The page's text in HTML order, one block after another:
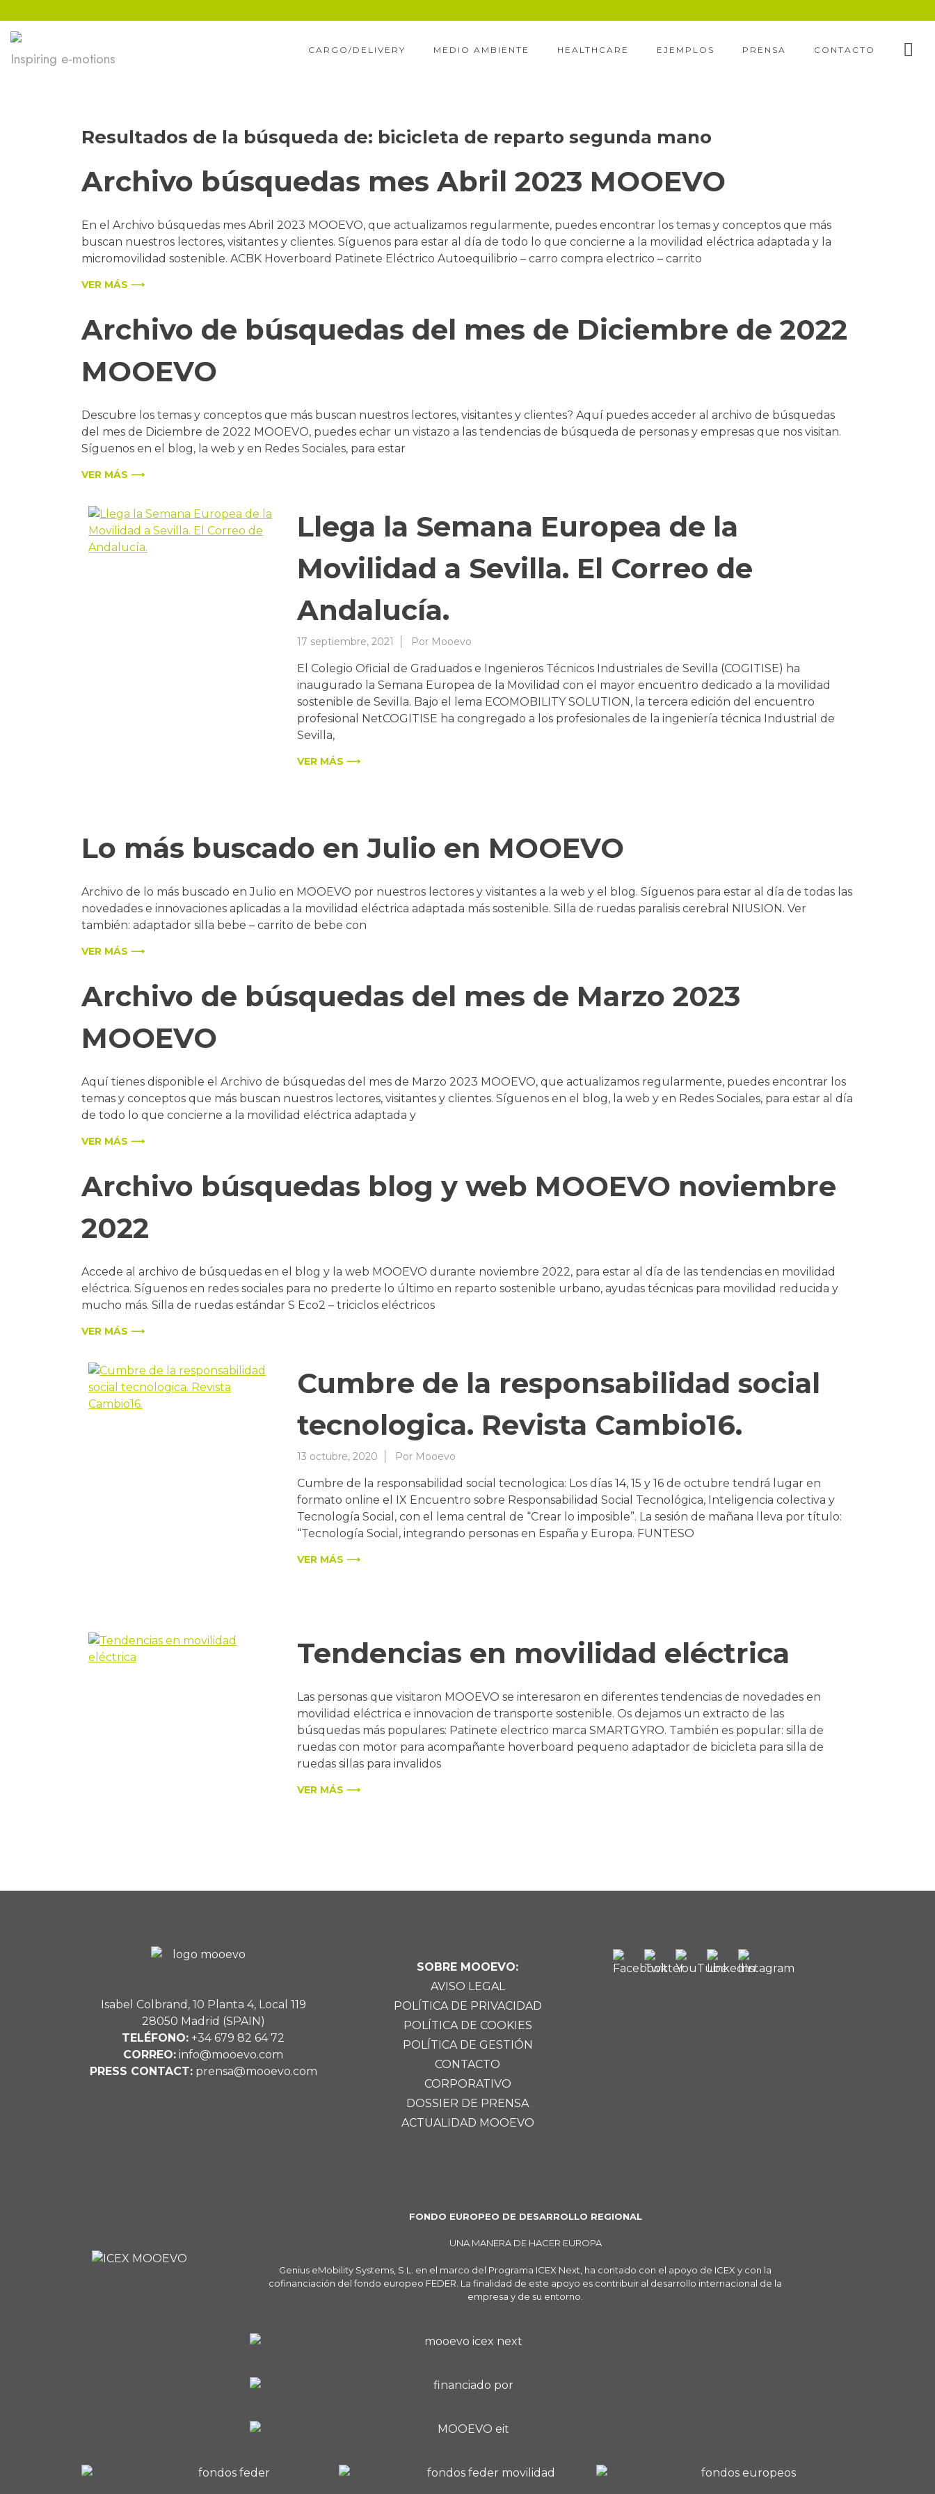
al
contenido
Inspiring e-motions CARGO/DELIVERY MEDIO AMBIENTE HEALTHCARE EJEMPLOS PRENSA CONTACTO
Resultados de la búsqueda de: bicicleta de reparto segunda mano
Archivo búsquedas mes Abril 2023 MOOEVO
En el Archivo búsquedas mes Abril 2023 MOOEVO, que actualizamos regularmente, puedes encontrar los temas y conceptos que más
buscan nuestros lectores, visitantes y clientes. Síguenos para estar al día de todo lo que concierne a la movilidad eléctrica adaptada y la
micromovilidad sostenible. ACBK Hoverboard Patinete Eléctrico Autoequilibrio – carro compra electrico – carrito
VER MÁS ⟶
Archivo de búsquedas del mes de Diciembre de 2022
MOOEVO
Descubre los temas y conceptos que más buscan nuestros lectores, visitantes y clientes? Aquí puedes acceder al archivo de búsquedas
del mes de Diciembre de 2022 MOOEVO, puedes echar un vistazo a las tendencias de búsqueda de personas y empresas que nos visitan.
Síguenos en el blog, la web y en Redes Sociales, para estar
VER MÁS ⟶
Llega la Semana Europea de la
Movilidad a Sevilla. El Correo de
Andalucía.
17 septiembre, 2021 Por Mooevo
El Colegio Oficial de Graduados e Ingenieros Técnicos Industriales de Sevilla (COGITISE) ha
inaugurado la Semana Europea de la Movilidad con el mayor encuentro dedicado a la movilidad
sostenible de Sevilla. Bajo el lema ECOMOBILITY SOLUTION, la tercera edición del encuentro
profesional NetCOGITISE ha congregado a los profesionales de la ingeniería técnica Industrial de
Sevilla,
VER MÁS ⟶
Lo más buscado en Julio en MOOEVO
Archivo de lo más buscado en Julio en MOOEVO por nuestros lectores y visitantes a la web y el blog. Síguenos para estar al día de todas las
novedades e innovaciones aplicadas a la movilidad eléctrica adaptada más sostenible. Silla de ruedas paralisis cerebral NIUSION. Ver
también: adaptador silla bebe – carrito de bebe con
VER MÁS ⟶
Archivo de búsquedas del mes de Marzo 2023
MOOEVO
Aquí tienes disponible el Archivo de búsquedas del mes de Marzo 2023 MOOEVO, que actualizamos regularmente, puedes encontrar los
temas y conceptos que más buscan nuestros lectores, visitantes y clientes. Síguenos en el blog, la web y en Redes Sociales, para estar al día
de todo lo que concierne a la movilidad eléctrica adaptada y
VER MÁS ⟶
Archivo búsquedas blog y web MOOEVO noviembre
2022
Accede al archivo de búsquedas en el blog y la web MOOEVO durante noviembre 2022, para estar al día de las tendencias en movilidad
eléctrica. Síguenos en redes sociales para no prederte lo último en reparto sostenible urbano, ayudas técnicas para movilidad reducida y
mucho más. Silla de ruedas estándar S Eco2 – triciclos eléctricos
VER MÁS ⟶
Cumbre de la responsabilidad social
tecnologica. Revista Cambio16.
13 octubre, 2020 Por Mooevo
Cumbre de la responsabilidad social tecnologica: Los días 14, 15 y 16 de octubre tendrá lugar en
formato online el IX Encuentro sobre Responsabilidad Social Tecnológica, Inteligencia colectiva y
Tecnología Social, con el lema central de “Crear lo imposible”. La sesión de mañana lleva por título:
“Tecnología Social, integrando personas en España y Europa. FUNTESO
VER MÁS ⟶
Tendencias en movilidad eléctrica
Las personas que visitaron MOOEVO se interesaron en diferentes tendencias de novedades en
movilidad eléctrica e innovacion de transporte sostenible. Os dejamos un extracto de las
búsquedas más populares: Patinete electrico marca SMARTGYRO. También es popular: silla de
ruedas con motor para acompañante hoverboard pequeno adaptador de bicicleta para silla de
ruedas sillas para invalidos
VER MÁS ⟶
Isabel Colbrand, 10 Planta 4, Local 119
28050 Madrid (SPAIN)
TELÉFONO: +34 679 82 64 72
CORREO: info@mooevo.com
PRESS CONTACT:prensa@mooevo.com
SOBRE MOOEVO:
AVISO LEGAL
POLÍTICA DE PRIVACIDAD
POLÍTICA DE COOKIES
POLÍTICA DE GESTIÓN
CONTACTO
CORPORATIVO
DOSSIER DE PRENSA
ACTUALIDAD MOOEVO
FONDO EUROPEO DE DESARROLLO REGIONAL
UNA MANERA DE HACER EUROPA
Genius eMobility Systems, S.L. en el marco del Programa ICEX Next, ha contado con el apoyo de ICEX y con la
cofinanciación del fondo europeo FEDER. La finalidad de este apoyo es contribuir al desarrollo internacional de la
empresa y de su entorno.